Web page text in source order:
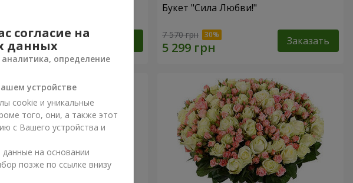
для двоих!" Букет "Сила Любви!"
7 570 грн Заказать
согласие на
данных
определение
устройстве
cookie и уникальные
того, они, а также этот
с Вашего устройства и
на основании
позже по ссылке внизу